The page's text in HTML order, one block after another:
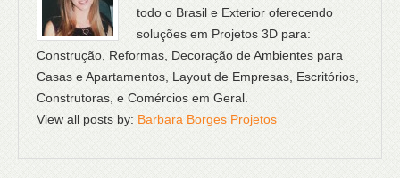
todo o Brasil e Exterior oferecendo
soluções em Projetos 3D para:
Construção, Reformas, Decoração de Ambientes para
Casas e Apartamentos, Layout de Empresas, Escritórios,
Construtoras, e Comércios em Geral.
View all posts by: Barbara Borges Projetos